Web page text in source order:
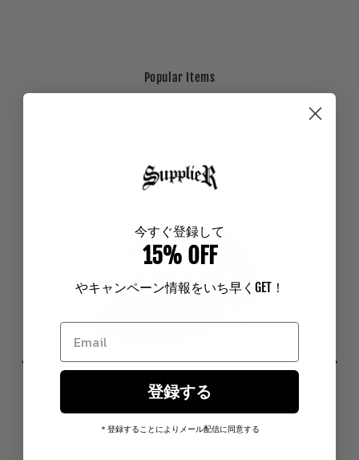
Popular Items
今すぐ登録して
15% OFF
やキャンペーン情報をいち早く GET！
登録する
＊登録することによりメール配信に同意する